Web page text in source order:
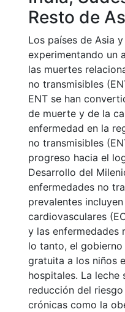
Resto de
Los países de Asia
experimentando un
las muertes
no transmisibles
ENT se han
de muerte y de la
enfermedad en la
no transmisibles
progreso hacia el
Desarrollo del
enfermedades no
prevalentes
cardiovasculares
y las enfermedades
lo tanto, el
gratuita a los niños
hospitales. La leche
reducción del
crónicas como la